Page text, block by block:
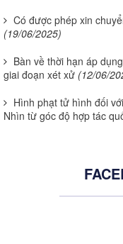
Có được phép xin
(19/06/2025)
Bàn về thời hạn áp
giai đoạn xét xử (12/06/
Hình phạt tử hình đối
Nhìn từ góc độ hợp tác